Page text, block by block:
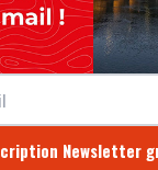
Newsletter